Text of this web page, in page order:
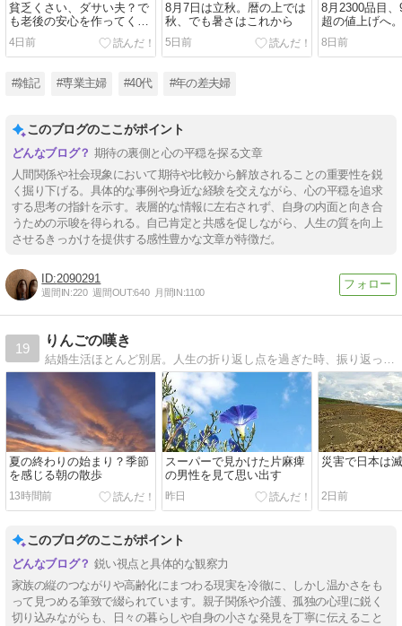
貧乏くさい、ダサい夫？で
も老後の安心を作ってくれ
た、人からどう見られるか
より、暮らしを守ること
4日前
8月7日は立秋。暦の上では
秋、でも暑さはこれから
5日前
8月2300品目
超の値上げへ
えるこれから
8日前
#雑記 #専業主婦 #40代 #年の差夫婦
このブログのここがポイント
期待の裏側と心の平穏を探る文章
人間関係や社会現象において期待や比較から解放されることの重要性を鋭
く掘り下げる。具体的な事例や身近な経験を交えながら、心の平穏を追求
する思考の指針を示す。表層的な情報に左右されず、自身の内面と向き合
うための示唆を得られる。自己肯定と共感を促しながら、人生の質を向上
させるきっかけを提供する感性豊かな文章が特徴だ。
2090291
週間IN:220 週間OUT:640 月間IN:1100
19
りんごの嘆き
結婚生活ほとんど別居。人生の折り返し点を過ぎた時、振り返ってみる。これで良かったのか。これからは自分らしく生きたいとつぶやく。
夏の終わりの始まり？季節
を感じる朝の散歩
13時間前
スーパーで見かけた片麻痺
の男性を見て思い出す
昨日
災害で日本は
2日前
このブログのここがポイント
鋭い視点と具体的な観察力
家族の縦のつながりや高齢化にまつわる現実を冷徹に、しかし温かさをも
って見つめる筆致で綴られています。親子関係や介護、孤独の心理に鋭く
切り込みながらも、日々の暮らしや自身の小さな発見を丁寧に伝えること